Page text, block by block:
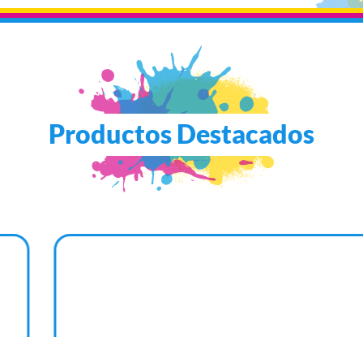
Productos Destacados